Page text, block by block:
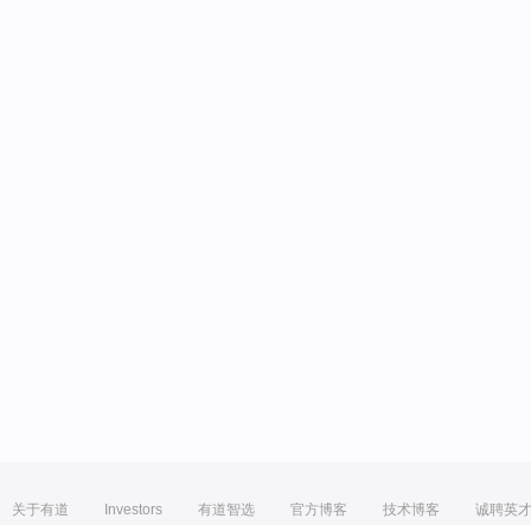
关于有道 Investors 有道智选 官方博客 技术博客 诚聘英才